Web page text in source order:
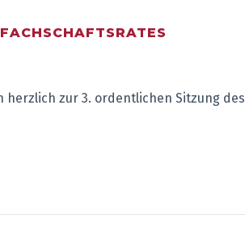
herzlich zur 3. ordentlichen Sitzung des